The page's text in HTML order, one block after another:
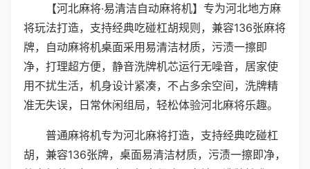
【河北麻将·易清洁自动麻将机】专为河北地方麻
将玩法打造，支持经典吃碰杠胡规则，兼容136张麻将
牌，自动麻将机桌面采用易清洁材质，污渍一擦即
净，打理超方便，静音洗牌机芯运行无噪音，居家使
用不扰生活，机身设计紧凑，不占多余空间，洗牌精
准无失误，日常休闲组局，轻松体验河北麻将乐趣。
普通麻将机专为河北麻将打造，支持经典吃碰杠
胡，兼容136张牌，桌面易清洁材质，污渍一擦即净，